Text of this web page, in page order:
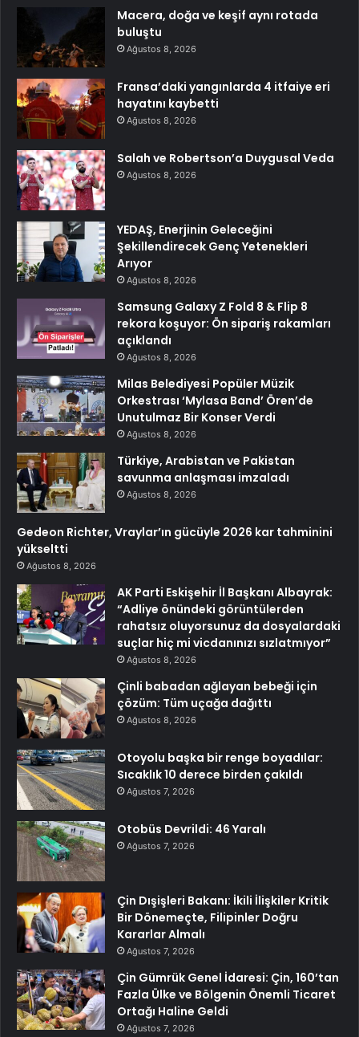
Macera, doğa ve keşif aynı rotada
buluştu
Ağustos 8, 2026
Fransa’daki yangınlarda 4 itfaiye eri
hayatını kaybetti
Ağustos 8, 2026
Salah ve Robertson’a Duygusal Veda
Ağustos 8, 2026
YEDAŞ, Enerjinin Geleceğini
Şekillendirecek Genç Yetenekleri
Arıyor
Ağustos 8, 2026
Samsung Galaxy Z Fold 8 & Flip 8
rekora koşuyor: Ön sipariş rakamları
açıklandı
Ağustos 8, 2026
Milas Belediyesi Popüler Müzik
Orkestrası ‘Mylasa Band’ Ören’de
Unutulmaz Bir Konser Verdi
Ağustos 8, 2026
Türkiye, Arabistan ve Pakistan
savunma anlaşması imzaladı
Ağustos 8, 2026
Gedeon Richter, Vraylar’ın gücüyle 2026 kar tahminini
yükseltti
Ağustos 8, 2026
AK Parti Eskişehir İl Başkanı Albayrak:
“Adliye önündeki görüntülerden
rahatsız oluyorsunuz da dosyalardaki
suçlar hiç mi vicdanınızı sızlatmıyor”
Ağustos 8, 2026
Çinli babadan ağlayan bebeği için
çözüm: Tüm uçağa dağıttı
Ağustos 8, 2026
Otoyolu başka bir renge boyadılar:
Sıcaklık 10 derece birden çakıldı
Ağustos 7, 2026
Otobüs Devrildi: 46 Yaralı
Ağustos 7, 2026
Çin Dışişleri Bakanı: İkili İlişkiler Kritik
Bir Dönemeçte, Filipinler Doğru
Kararlar Almalı
Ağustos 7, 2026
Çin Gümrük Genel İdaresi: Çin, 160’tan
Fazla Ülke ve Bölgenin Önemli Ticaret
Ortağı Haline Geldi
Ağustos 7, 2026